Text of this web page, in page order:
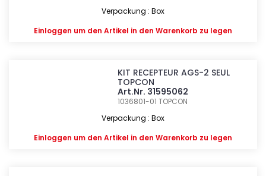
Verpackung : Box
Einloggen um den Artikel in den Warenkorb zu legen
KIT RECEPTEUR AGS-2 SEUL
TOPCON
Art.Nr. 31595062
1036801-01TOPCON
Verpackung : Box
Einloggen um den Artikel in den Warenkorb zu legen